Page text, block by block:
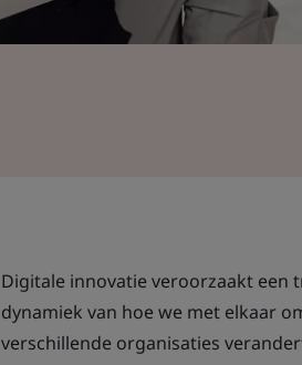
Digitale innovatie veroorzaakt een
dynamiek van hoe we met elkaar
verschillende organisaties